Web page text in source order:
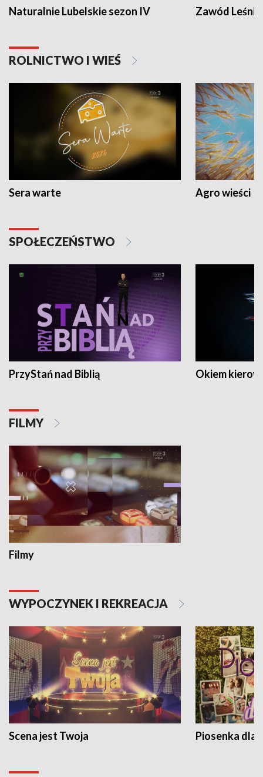
Naturalnie Lubelskie sezon IV Zawód Leśnik
ROLNICTWO I WIEŚ
Sera warte Agro wieści
SPOŁECZEŃSTWO
PrzyStań nad Biblią Okiem
FILMY
Filmy
WYPOCZYNEK I REKREACJA
Scena jest Twoja Piosenka dla